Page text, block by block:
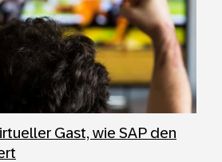
Gast, wie SAP den